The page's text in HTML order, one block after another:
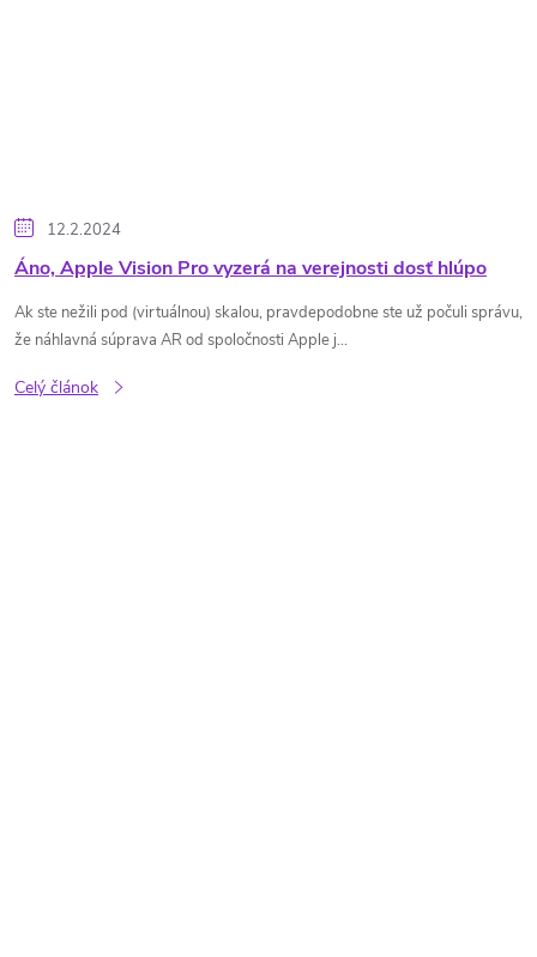
12.2.2024
Áno, Apple Vision Pro vyzerá na verejnosti dosť hlúpo
Ak ste nežili pod (virtuálnou) skalou, pravdepodobne ste už počuli správu,
že náhlavná súprava AR od spoločnosti Apple j...
Celý článok